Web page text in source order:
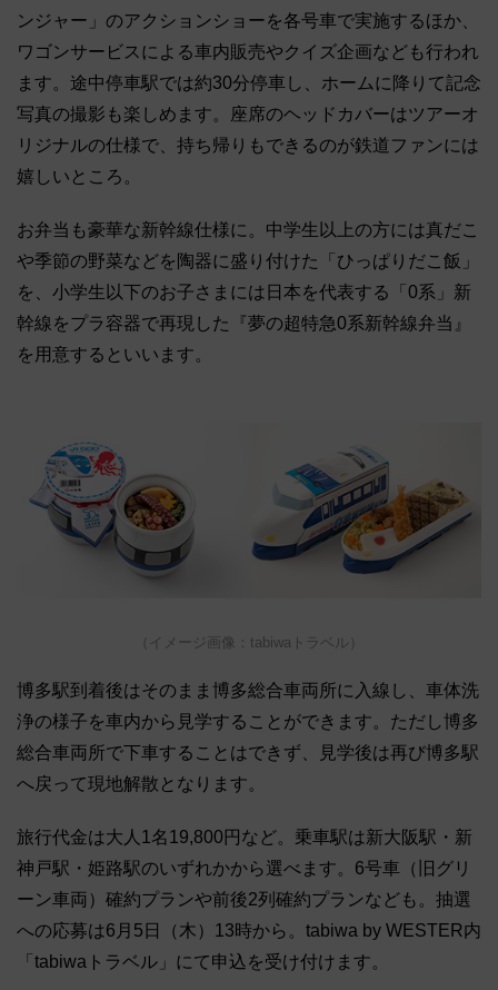
ンジャー」のアクションショーを各号車で実施するほか、
ワゴンサービスによる車内販売やクイズ企画なども行われ
ます。途中停車駅では約30分停車し、ホームに降りて記念
写真の撮影も楽しめます。座席のヘッドカバーはツアーオ
リジナルの仕様で、持ち帰りもできるのが鉄道ファンには
嬉しいところ。
お弁当も豪華な新幹線仕様に。中学生以上の方には真だこ
や季節の野菜などを陶器に盛り付けた「ひっぱりだこ飯」
を、小学生以下のお子さまには日本を代表する「0系」新
幹線をプラ容器で再現した『夢の超特急0系新幹線弁当』
を用意するといいます。
（イメージ画像：tabiwaトラベル）
博多駅到着後はそのまま博多総合車両所に入線し、車体洗
浄の様子を車内から見学することができます。ただし博多
総合車両所で下車することはできず、見学後は再び博多駅
へ戻って現地解散となります。
旅行代金は大人1名19,800円など。乗車駅は新大阪駅・新
神戸駅・姫路駅のいずれかから選べます。6号車（旧グリ
ーン車両）確約プランや前後2列確約プランなども。抽選
への応募は6月5日（木）13時から。tabiwa by WESTER内
「tabiwaトラベル」にて申込を受け付けます。